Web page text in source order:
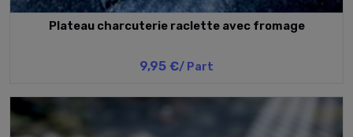
Plateau charcuterie raclette avec fromage
9,95 €/ Part